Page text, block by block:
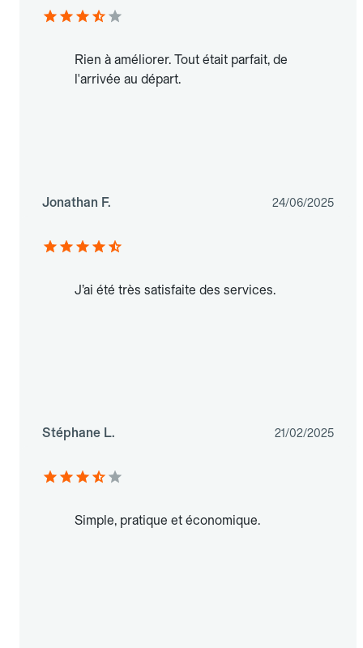
Rien à améliorer. Tout était parfait, de
l'arrivée au départ.
Jonathan F. 24/06/2025
J’ai été très satisfaite des services.
Stéphane L. 21/02/2025
Simple, pratique et économique.